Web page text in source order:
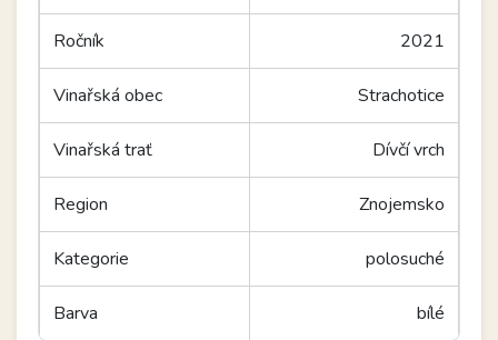
Ročník 2021
Vinařská obec Strachotice
Vinařská trať Dívčí vrch
Region Znojemsko
Kategorie polosuché
Barva bílé